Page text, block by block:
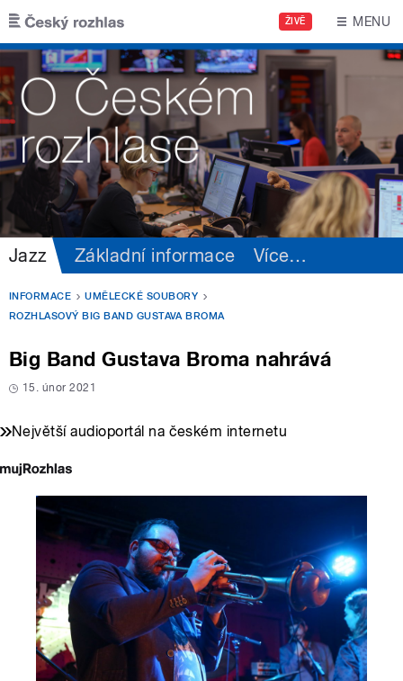
Přejít k hlavnímu obsahu
ŽIVĚ MENU
Jazz Základní informace Více…
INFORMACE
UMĚLECKÉ SOUBORY
ROZHLASOVÝ BIG BAND GUSTAVA BROMA
Big Band Gustava Broma nahrává
15. únor 2021
Největší audioportál na českém internetu